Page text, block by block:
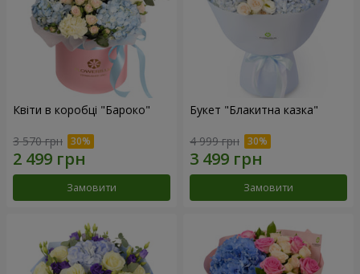
Квіти в коробці "Бароко"
3 570 грн
Замовити
Букет "Блакитна казка"
4 999 грн
Замовити